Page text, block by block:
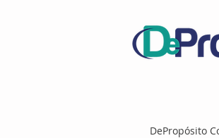
DePropósito